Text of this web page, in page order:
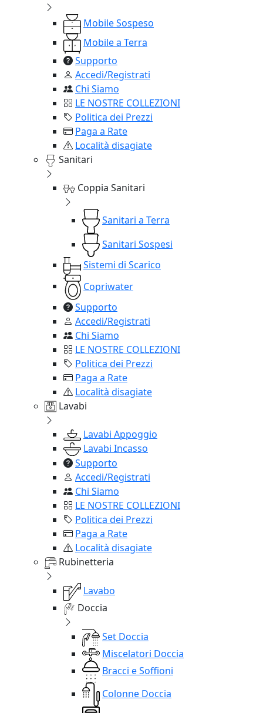
Mobile Sospeso
Mobile a Terra
Supporto
Accedi/Registrati
Chi Siamo
LE NOSTRE COLLEZIONI
Politica dei Prezzi
Paga a Rate
Località disagiate
Sanitari
Coppia Sanitari
Sanitari a Terra
Sanitari Sospesi
Sistemi di Scarico
Copriwater
Supporto
Accedi/Registrati
Chi Siamo
LE NOSTRE COLLEZIONI
Politica dei Prezzi
Paga a Rate
Località disagiate
Lavabi
Lavabi Appoggio
Lavabi Incasso
Supporto
Accedi/Registrati
Chi Siamo
LE NOSTRE COLLEZIONI
Politica dei Prezzi
Paga a Rate
Località disagiate
Rubinetteria
Lavabo
Doccia
Set Doccia
Miscelatori Doccia
Bracci e Soffioni
Colonne Doccia